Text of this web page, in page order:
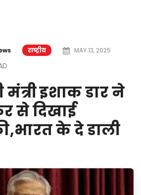
राष्ट्रीय
MAY 13, 2025
मंत्री इशाक डार ने
से दिखाई
के दे डाली